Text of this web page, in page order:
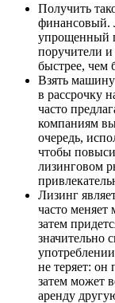
Получить
финансовый.
упрощенный
поручители
быстрее, чем
Взять
в рассрочку
часто
компаниям
очередь,
чтобы
лизинговом
Лизинг
часто
затем
значительно
не теряет: он
затем может
аренду